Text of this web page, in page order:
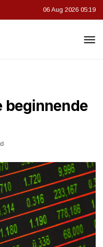
06 Aug 2026 05:19
beginnende